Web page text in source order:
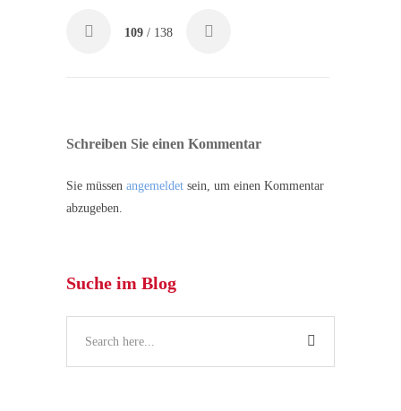
109 / 138
Schreiben Sie einen Kommentar
Sie müssen angemeldet sein, um einen Kommentar
abzugeben.
Suche im Blog